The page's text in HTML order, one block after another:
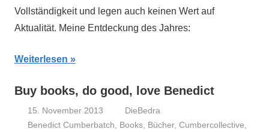
Vollständigkeit und legen auch keinen Wert auf
Aktualität. Meine Entdeckung des Jahres:
Weiterlesen
Buy books, do good, love Benedict
15. November 2013
DieBedra
Benedict Cumberbatch
Books Bücher,Cumbercollective